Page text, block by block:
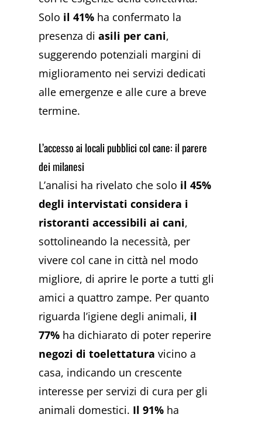
Solo il 41% ha confermato la
presenza diasili per cani,
suggerendo potenziali margini di
miglioramento nei servizi dedicati
alle emergenze e alle cure a breve
termine.
L’accesso ai locali pubblici col cane: il parere
dei milanesi
L’analisi ha rivelato che solo il 45%
degli intervistati considera i
ristoranti accessibili ai cani,
sottolineando la necessità, per
vivere col cane in città nel modo
migliore, di aprire le porte a tutti gli
amici a quattro zampe. Per quanto
riguarda l’igiene degli animali, il
77% ha dichiarato di poter reperire
negozi di toelettatura vicino a
casa, indicando un crescente
interesse per servizi di cura per gli
animali domestici. Il 91% ha